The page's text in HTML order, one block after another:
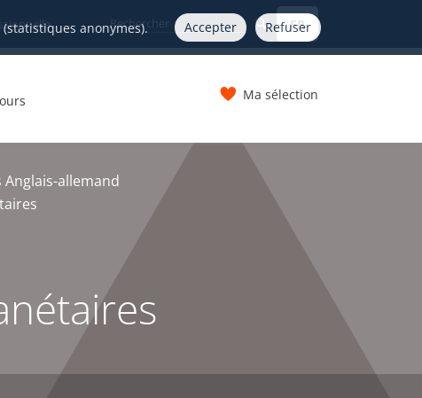
anonymes). Accepter Refuser
FR
Ma sélection
Anglais-allemand